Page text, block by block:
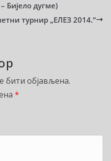
Бијело дугме)
турнир „ЕЛЕЗ 2014.“
бити објављена.
*